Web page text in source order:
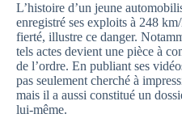
L’histoire d’un jeune
enregistré ses exploits à 248
fierté, illustre ce danger.
tels actes devient une pièce à
de l’ordre. En publiant ses
pas seulement cherché à
mais il a aussi constitué un
lui-même.